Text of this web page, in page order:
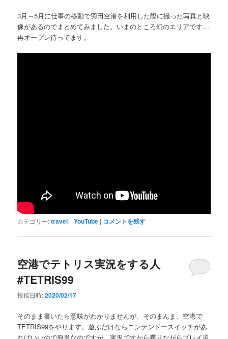
3月～5月に仕事の移動で羽田空港を利用した際に撮った写真と映
像があるのでまとめてみました。いまのところ幻のエリアです…
再オープン待ってます。
カテゴリー:travel 、YouTube | コメントを残す
空港でテトリス実況をする人
#TETRIS99
投稿日時:2020/02/17
そのまま書いたら意味がわかりませんが、そのまんま、空港で
TETRIS99をやります。遊ぶだけならニンテンドースイッチがあ